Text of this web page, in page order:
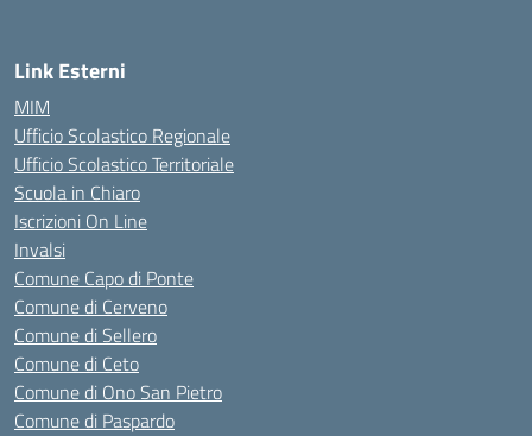
Link Esterni
MIM
Ufficio Scolastico Regionale
Ufficio Scolastico Territoriale
Scuola in Chiaro
Iscrizioni On Line
Invalsi
Comune Capo di Ponte
Comune di Cerveno
Comune di Sellero
Comune di Ceto
Comune di Ono San Pietro
Comune di Paspardo